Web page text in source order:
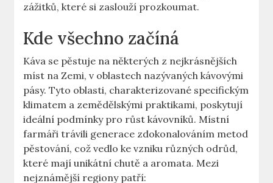
zážitků, které si zaslouží prozkoumat.
Kde všechno začíná
Káva se pěstuje na některých z nejkrásnějších
míst na Zemi, v oblastech nazývaných kávovými
pásy. Tyto oblasti, charakterizované specifickým
klimatem a zemědělskými praktikami, poskytují
ideální podmínky pro růst kávovníků. Místní
farmáři trávili generace zdokonalováním metod
pěstování, což vedlo ke vzniku různých odrůd,
které mají unikátní chutě a aromata. Mezi
nejznámější regiony patří: